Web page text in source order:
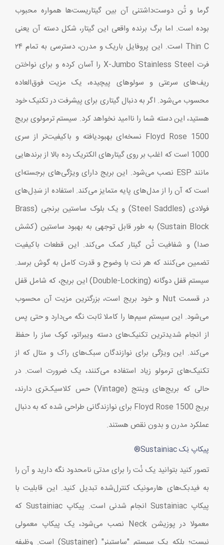
گرما و تُن دوست‌داشتنی آن بین گیتاریست‌ها همواره محبوب
بوده است. اما برگ برنده واقعی این گیتار، شکل دسته آن یعنی
Thin C است. این پروفایل باریک و مدرن، دسترسی به تمام ۲۴
فرت X-Jumbo Stainless Steel را آسان کرده و برای نواختن
ریف‌های سرعتی و سولوهای پیچیده، یک مزیت فوق‌العاده
محسوب می‌شود. اگر به دنبال گیتاری برای پیشرفت در تکنیک خود
هستید، این دسته شما را ناامید نخواهد کرد. سیستم ترمولوی بریج
Floyd Rose 1500 نسخه‌ای بهبودیافته و باکیفیت‌تر از سری
1000 است که اغلب بر روی گیتارهای الکتریک رده بالا از برندهایی
مانند ESP نصب می‌شود. این بریج دارای ویژگی‌های برجسته‌ای
است که آن را از مدل‌های پایه متمایز می‌کند. استفاده از سَدِل‌های
فولادی (Steel Saddles) و یک بلوک ساستین برنجی (Brass
Sustain Block) به طور قابل توجهی به بهبود ساستین (کشش
صدا) و شفافیت تُن گیتار کمک می‌کند. این قطعات باکیفیت
تضمین می‌کنند که هر نت با وضوح و قدرت کامل به گوش برسد.
سیستم قفل دوگانه (Double-Locking) این بریج، که شامل قفل
در قسمت Nut و خود بریج است، بزرگترین مزیت آن محسوب
می‌شود. این سیستم سیم‌ها را کاملا ثابت نگه می‌دارد و حتی پس
از انجام شدیدترین تکنیک‌های دسته ویبراتو، کوک ساز را حفظ
می‌کند. این ویژگی برای نوازندگان سبک‌های راک و متال که از
تکنیک‌های ترمولو زیاد استفاده می‌کنند، یک ضرورت است. در
حالی که بریج‌های وینتج (Vintage) حس کلاسیک‌تری دارند،
بریج Floyd Rose 1500 برای نوازندگانی طراحی شده که به دنبال
عملکرد مدرن و بدون نقص هستند.
پیکاپ نِک Sustainiac®
تصور کنید بتوانید یک نُت را برای مدتی نامحدود نگه دارید و آن را
به فیدبک‌های هارمونیک کنترل‌شده تبدیل کنید. این قابلیت با
پیکاپ Sustainiac انجام شدنی است. پیکاپ Sustainiac که
معمولا در پوزیشن Neck نصب می‌شود، یک پیکاپ معمولی
نیست؛ بلکه یک سیستم "ساستینر" (Sustainer) است. وظیفه